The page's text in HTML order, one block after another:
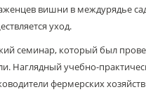
вишни в междурядье
уход.
семинар, который был
Наглядный учебно-
фермерских